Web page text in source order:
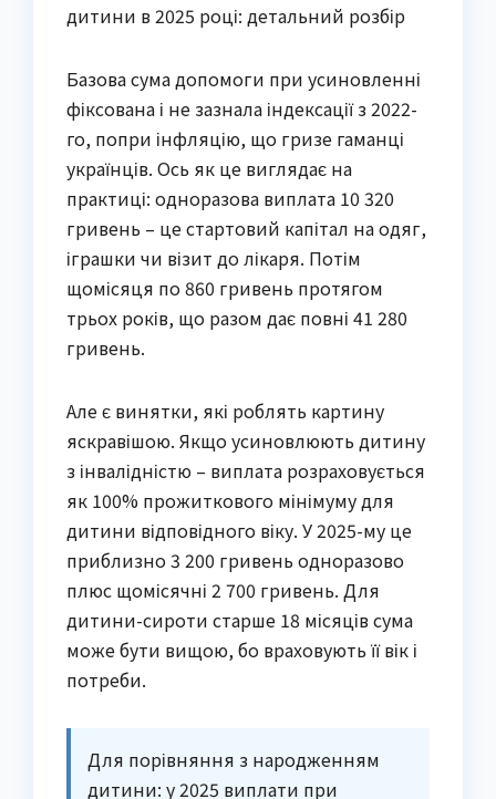
дитини в 2025 році: детальний розбір
Базова сума допомоги при усиновленні
фіксована і не зазнала індексації з 2022-
го, попри інфляцію, що гризе гаманці
українців. Ось як це виглядає на
практиці: одноразова виплата 10 320
гривень – це стартовий капітал на одяг,
іграшки чи візит до лікаря. Потім
щомісяця по 860 гривень протягом
трьох років, що разом дає повні 41 280
гривень.
Але є винятки, які роблять картину
яскравішою. Якщо усиновлюють дитину
з інвалідністю – виплата розраховується
як 100% прожиткового мінімуму для
дитини відповідного віку. У 2025-му це
приблизно 3 200 гривень одноразово
плюс щомісячні 2 700 гривень. Для
дитини-сироти старше 18 місяців сума
може бути вищою, бо враховують її вік і
потреби.
Для порівняння з народженням
дитини: у 2025 виплати при